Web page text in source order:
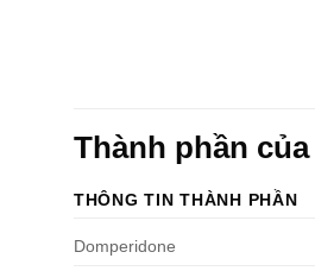
Thành phần
THÔNG TIN THÀNH PHẦN
Domperidone